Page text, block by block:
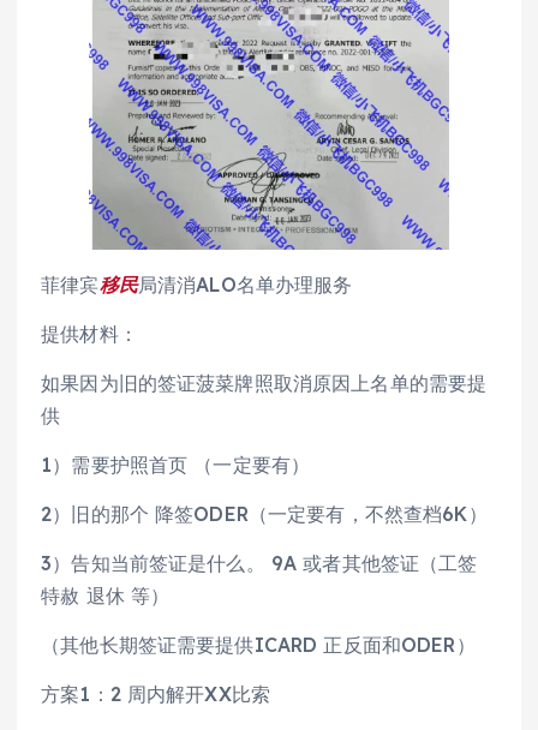
菲律宾移民局清消ALO名单办理服务
提供材料：
如果因为旧的签证菠菜牌照取消原因上名单的需要提
供
1）需要护照首页 （一定要有）
2）旧的那个 降签ODER（一定要有，不然查档6K）
3）告知当前签证是什么。 9A 或者其他签证（工签
特赦 退休 等）
（其他长期签证需要提供ICARD 正反面和ODER）
方案1：2 周内解开XX比索